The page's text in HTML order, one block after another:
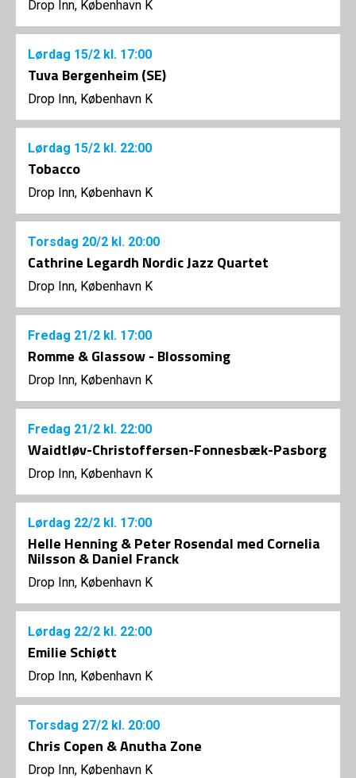
Drop Inn, København K
Lørdag 15/2 kl. 17:00
Tuva Bergenheim (SE)
Drop Inn, København K
Lørdag 15/2 kl. 22:00
Tobacco
Drop Inn, København K
Torsdag 20/2 kl. 20:00
Cathrine Legardh Nordic Jazz Quartet
Drop Inn, København K
Fredag 21/2 kl. 17:00
Romme & Glassow - Blossoming
Drop Inn, København K
Fredag 21/2 kl. 22:00
Waidtløv-Christoffersen-Fonnesbæk-Pasborg
Drop Inn, København K
Lørdag 22/2 kl. 17:00
Helle Henning & Peter Rosendal med Cornelia
Nilsson & Daniel Franck
Drop Inn, København K
Lørdag 22/2 kl. 22:00
Emilie Schiøtt
Drop Inn, København K
Torsdag 27/2 kl. 20:00
Chris Copen & Anutha Zone
Drop Inn, København K